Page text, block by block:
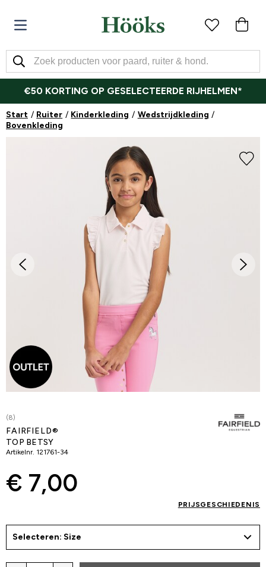
€50 KORTING OP GESELECTEERDE RIJHELMEN*
Start Ruiter Kinderkleding
Wedstrijdkleding
Bovenkleding
(8)
FAIRFIELD®
TOP BETSY
Artikelnr. 121761-34
€ 7,00
PRIJSGESCHIEDENIS
Selecteren: Size